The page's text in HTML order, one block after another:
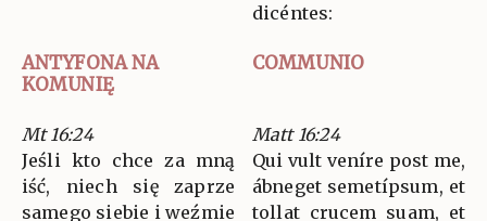
dicéntes:
ANTYFONA NA
KOMUNIĘ
COMMUNIO
Mt 16:24
Jeśli kto chce za mną
iść, niech się zaprze
samego siebie i weźmie
Matt 16:24
Qui vult veníre post me,
ábneget semetípsum, et
tollat crucem suam, et